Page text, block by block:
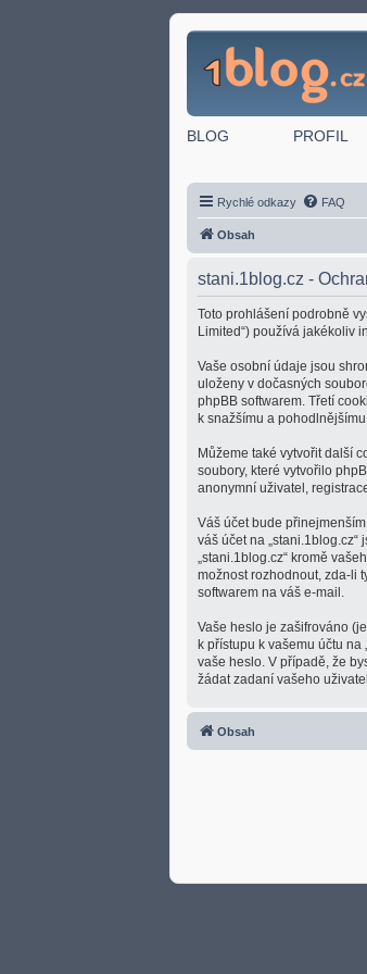
BLOG PROFIL
Rychlé odkazy FAQ
Obsah
stani.1blog.cz -
Toto prohlášení podrobně
Limited“) používá jakékoliv
Vaše osobní údaje jsou
uloženy v dočasných
phpBB softwarem. Třetí
k snažšímu a
Můžeme také vytvořit další
soubory, které vytvořilo
anonymní uživatel,
Váš účet bude
váš účet na
„stani.1blog.cz“ kromě
možnost rozhodnout, zda-li
softwarem na váš e-mail.
Vaše heslo je zašifrováno
k přístupu k vašemu účtu na
vaše heslo. V případě, že
žádat zadaní vašeho
Obsah